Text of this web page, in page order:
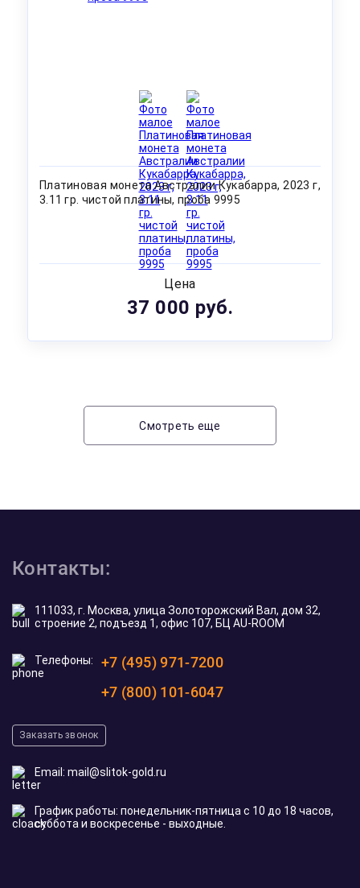
Платиновая монета Австралии Кукабарра, 2023 г,
3.11 гр. чистой платины, проба 9995
Цена
37 000 руб.
Смотреть еще
Контакты:
111033, г. Москва, улица Золоторожский Вал, дом 32,
строение 2, подъезд 1, офис 107, БЦ AU-ROOM
Телефоны:
+7 (495) 971-7200
+7 (800) 101-6047
Заказать звонок
Email: mail@slitok-gold.ru
График работы: понедельник-пятница с 10 до 18 часов,
суббота и воскресенье - выходные.